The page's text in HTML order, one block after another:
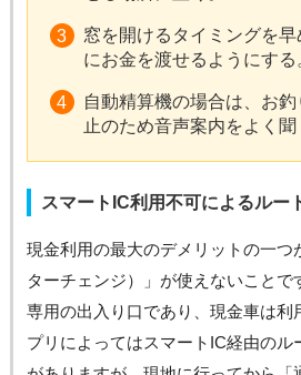
窓を開けるタイミングを
にお金を渡せるようにする
自動精算機の場合は、お
止のため音声案内をよく聞
スマートIC利用不可によるルー
現金利用の最大のデメリットの一つ
ターチェンジ）」が使えないことで
専用の出入り口であり、現金車は利
プリによってはスマートIC経由のル